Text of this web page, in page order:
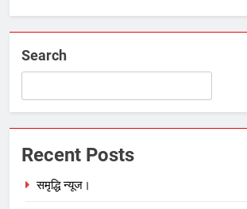
Search
Recent Posts
समृद्धि न्यूज।